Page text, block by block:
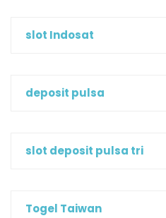
slot Indosat
deposit pulsa
slot deposit pulsa tri
Togel Taiwan